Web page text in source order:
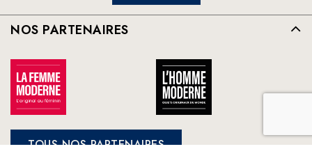
NOS PARTENAIRES
TOUS NOS PARTENAIRES